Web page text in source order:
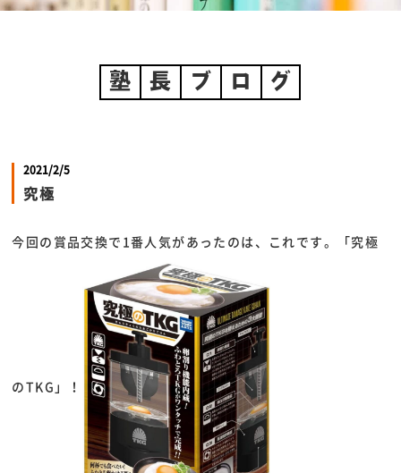
塾 長 ブ ロ グ
2021/2/5
究極
今回の賞品交換で1番人気があったのは、これです。「究極
のTKG」！